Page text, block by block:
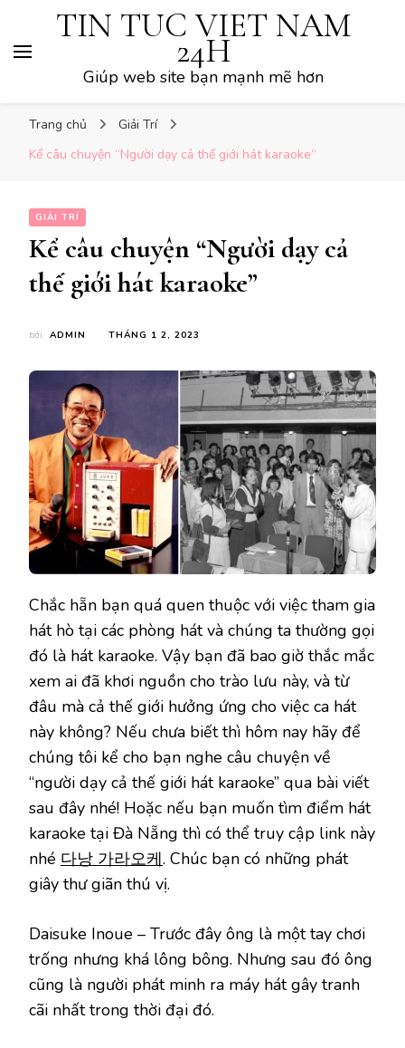
TIN TUC VIET NAM
24H
Giúp web site bạn mạnh mẽ hơn
Trang chủ
Giải Trí
Kể câu chuyện “Người dạy cả thế giới hát karaoke”
GIẢI TRÍ
Kể câu chuyện “Người dạy cả
thế giới hát karaoke”
bởi ADMIN THÁNG 1 2, 2023
Chắc hẵn bạn quá quen thuộc với việc tham gia
hát hò tại các phòng hát và chúng ta thường gọi
đó là hát karaoke. Vậy bạn đã bao giờ thắc mắc
xem ai đã khơi nguồn cho trào lưu này, và từ
đâu mà cả thế giới hưởng ứng cho việc ca hát
này không? Nếu chưa biết thì hôm nay hãy để
chúng tôi kể cho bạn nghe câu chuyện về
“người dạy cả thế giới hát karaoke” qua bài viết
sau đây nhé! Hoặc nếu bạn muốn tìm điểm hát
karaoke tại Đà Nẵng thì có thể truy cập link này
nhé 다낭 가라오케. Chúc bạn có những phát
giây thư giãn thú vị.
Daisuke Inoue – Trước đây ông là một tay chơi
trống nhưng khá lông bông. Nhưng sau đó ông
cũng là người phát minh ra máy hát gây tranh
cãi nhất trong thời đại đó.